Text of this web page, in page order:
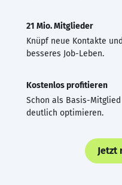
21 Mio. Mitglieder
Knüpf neue Kontakte
besseres Job-Leben.
Kostenlos profitieren
Schon als Basis-
deutlich optimieren.
Jetzt